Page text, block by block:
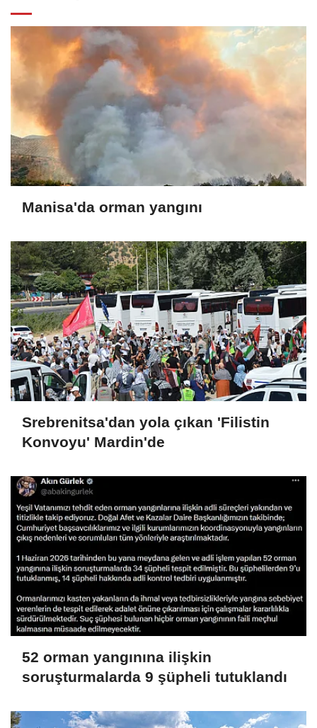
Manisa'da orman yangını
Srebrenitsa'dan yola çıkan 'Filistin
Konvoyu' Mardin'de
52 orman yangınına ilişkin
soruşturmalarda 9 şüpheli tutuklandı